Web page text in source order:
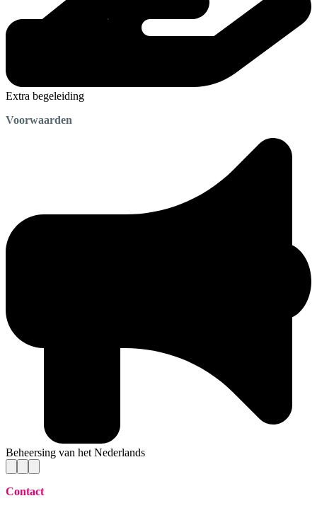
Extra begeleiding
Voorwaarden
Beheersing van het Nederlands
Contact